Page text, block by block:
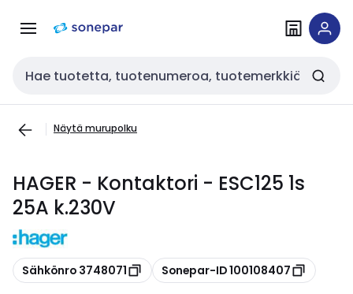
navigointiinsisältöön
Haku
Näytä murupolku
HAGER - Kontaktori - ESC125 1s
25A k.230V
Kopioi
Sähkönro 3748071 Kopioi
Sonepar-ID 100108407